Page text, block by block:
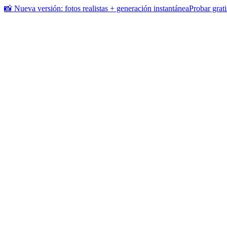
📸 Nueva versión: fotos realistas + generación instantáneaProbar